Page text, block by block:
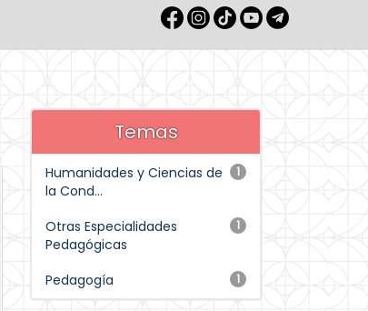
Temas
1
Humanidades y Ciencias de
la Cond...
1
Otras Especialidades
Pedagógicas
1
Pedagogía